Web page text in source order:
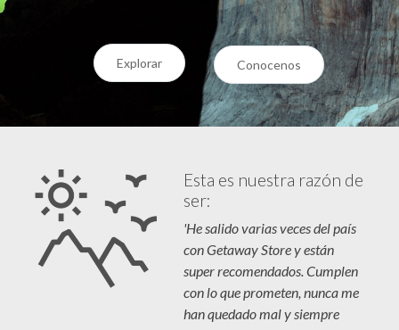
Explorar Conocenos
Esta es nuestra razón de
ser:
'He salido varias veces del país
con Getaway Store y están
super recomendados. Cumplen
con lo que prometen, nunca me
han quedado mal y siempre